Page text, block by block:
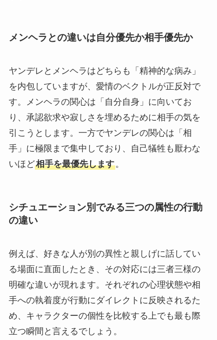
メンヘラとの違いは自分優先か相手優先か
ヤンデレとメンヘラはどちらも「精神的な病み」
を内包していますが、愛情のベクトルが正反対で
す。メンヘラの関心は「自分自身」に向いてお
り、承認欲求や寂しさを埋めるために相手の気を
引こうとします。一方でヤンデレの関心は「相
手」に極限まで集中しており、自己犠牲も厭わな
いほど相手を最優先します。
シチュエーション別でみる三つの属性の行動
の違い
例えば、好きな人が別の異性と親しげに話してい
る場面に直面したとき、その対応には三者三様の
明確な違いが現れます。それぞれの心理状態や相
手への執着度が行動にダイレクトに反映されるた
め、キャラクターの個性を比較する上でも最も際
立つ瞬間と言えるでしょう。